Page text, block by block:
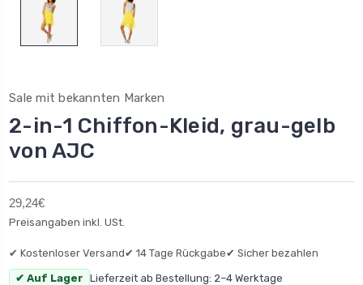
Sale mit bekannten Marken
2-in-1 Chiffon-Kleid, grau-gelb
von AJC
29,24€
Preisangaben inkl. USt.
✔ Kostenloser Versand✔ 14 Tage Rückgabe✔ Sicher bezahlen
✔ Auf Lager Lieferzeit ab Bestellung: 2–4 Werktage